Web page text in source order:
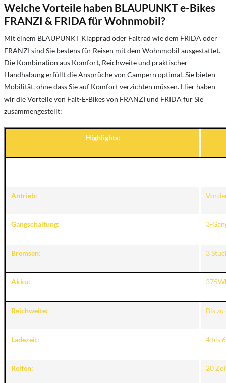
Welche Vorteile haben BLAUPUNKT e-Bikes
FRANZI & FRIDA für Wohnmobil?
Mit einem BLAUPUNKT Klapprad oder Faltrad wie dem FRIDA oder
FRANZI sind Sie bestens für Reisen mit dem Wohnmobil ausgestattet.
Die Kombination aus Komfort, Reichweite und praktischer
Handhabung erfüllt die Ansprüche von Campern optimal. Sie bieten
Mobilität, ohne dass Sie auf Komfort verzichten müssen. Hier haben
wir die Vorteile von Falt-E-Bikes von FRANZI und FRIDA für Sie
zusammengestellt:
Highlights:
Antrieb:
Gangschaltung: 3-
Bremsen: 3
Akku:
Reichweite: Bis
Ladezeit: 4 bis
Reifen: 20